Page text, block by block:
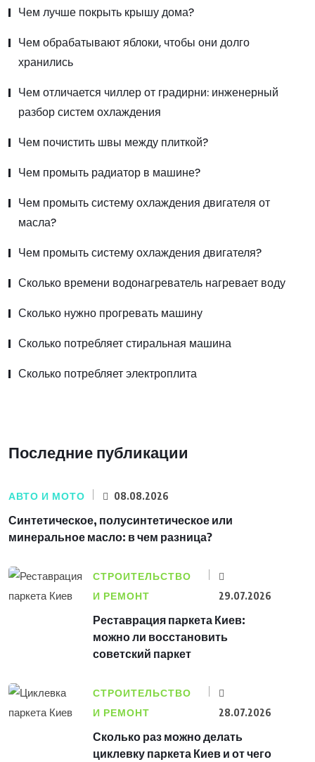
Чем лучше покрыть крышу дома?
Чем обрабатывают яблоки, чтобы они долго
хранились
Чем отличается чиллер от градирни: инженерный
разбор систем охлаждения
Чем почистить швы между плиткой?
Чем промыть радиатор в машине?
Чем промыть систему охлаждения двигателя от
масла?
Чем промыть систему охлаждения двигателя?
Сколько времени водонагреватель нагревает воду
Сколько нужно прогревать машину
Сколько потребляет стиральная машина
Сколько потребляет электроплита
Последние публикации
АВТО И МОТО 08.08.2026
Синтетическое, полусинтетическое или
минеральное масло: в чем разница?
СТРОИТЕЛЬСТВО
И РЕМОНТ
29.07.2026
Реставрация паркета Киев:
можно ли восстановить
советский паркет
СТРОИТЕЛЬСТВО
И РЕМОНТ
28.07.2026
Сколько раз можно делать
циклевку паркета Киев и от чего